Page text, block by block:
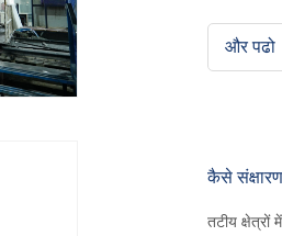
और पढो
कैसे संक्षारण
तटीय क्षेत्रों